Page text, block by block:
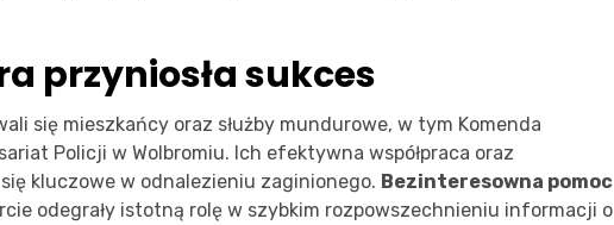
przyniosła sukces
się mieszkańcy oraz służby mundurowe, w tym Komenda
Policji w Wolbromiu. Ich efektywna współpraca oraz
kluczowe w odnalezieniu zaginionego. Bezinteresowna pomoc
odegrały istotną rolę w szybkim rozpowszechnieniu informacji o